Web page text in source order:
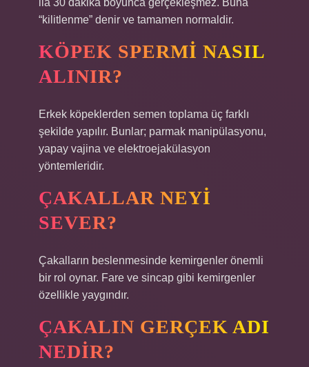
ila 30 dakika boyunca gerçekleşmez. Buna
“kilitlenme” denir ve tamamen normaldir.
KÖPEK SPERMI NASIL
ALINIR?
Erkek köpeklerden semen toplama üç farklı
şekilde yapılır. Bunlar; parmak manipülasyonu,
yapay vajina ve elektroejakülasyon
yöntemleridir.
ÇAKALLAR NEYI
SEVER?
Çakalların beslenmesinde kemirgenler önemli
bir rol oynar. Fare ve sincap gibi kemirgenler
özellikle yaygındır.
ÇAKALIN GERÇEK ADI
NEDIR?